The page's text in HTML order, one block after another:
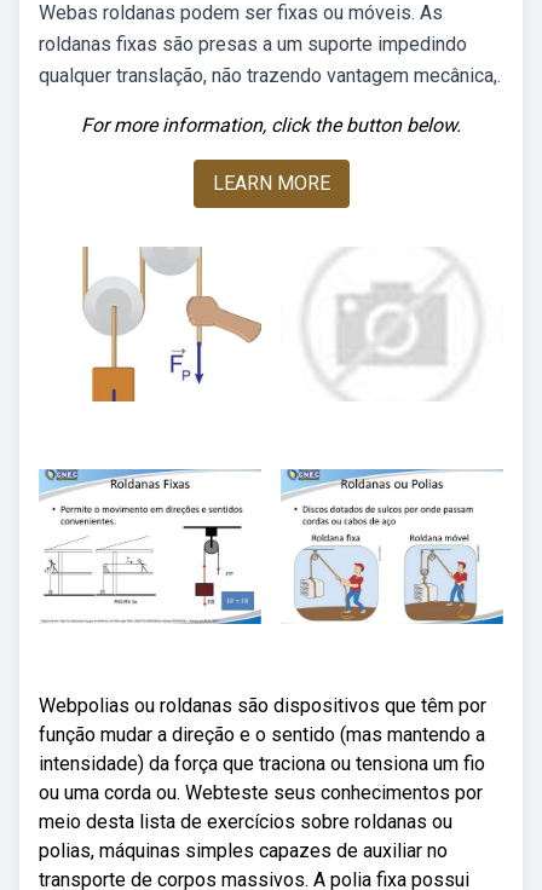
Webas roldanas podem ser fixas ou móveis. As
roldanas fixas são presas a um suporte impedindo
qualquer translação, não trazendo vantagem mecânica,.
For more information, click the button below.
LEARN MORE
Webpolias ou roldanas são dispositivos que têm por
função mudar a direção e o sentido (mas mantendo a
intensidade) da força que traciona ou tensiona um fio
ou uma corda ou. Webteste seus conhecimentos por
meio desta lista de exercícios sobre roldanas ou
polias, máquinas simples capazes de auxiliar no
transporte de corpos massivos. A polia fixa possui